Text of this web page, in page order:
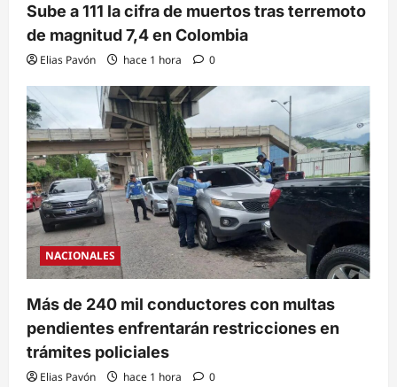
Sube a 111 la cifra de muertos tras terremoto
de magnitud 7,4 en Colombia
Elias Pavón hace 1 hora 0
NACIONALES
Más de 240 mil conductores con multas
pendientes enfrentarán restricciones en
trámites policiales
Elias Pavón hace 1 hora 0